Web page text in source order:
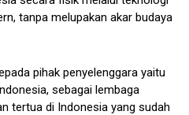
tanpa melupakan akar budaya
pihak penyelenggara yaitu
sebagai lembaga
tertua di Indonesia yang sudah